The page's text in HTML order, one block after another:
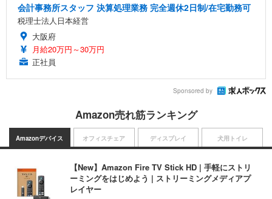
会計事務所スタッフ 決算処理業務 完全週休2日制/在宅勤務可
税理士法人日本経営
大阪府
月給20万円～30万円
正社員
Sponsored by
Amazon売れ筋ランキング
Amazonデバイス
【New】Amazon Fire TV Stick HD | 手軽にストリ
ーミングをはじめよう | ストリーミングメディアプ
レイヤー
オフィスチェア ディスプレイ 犬用トイレ